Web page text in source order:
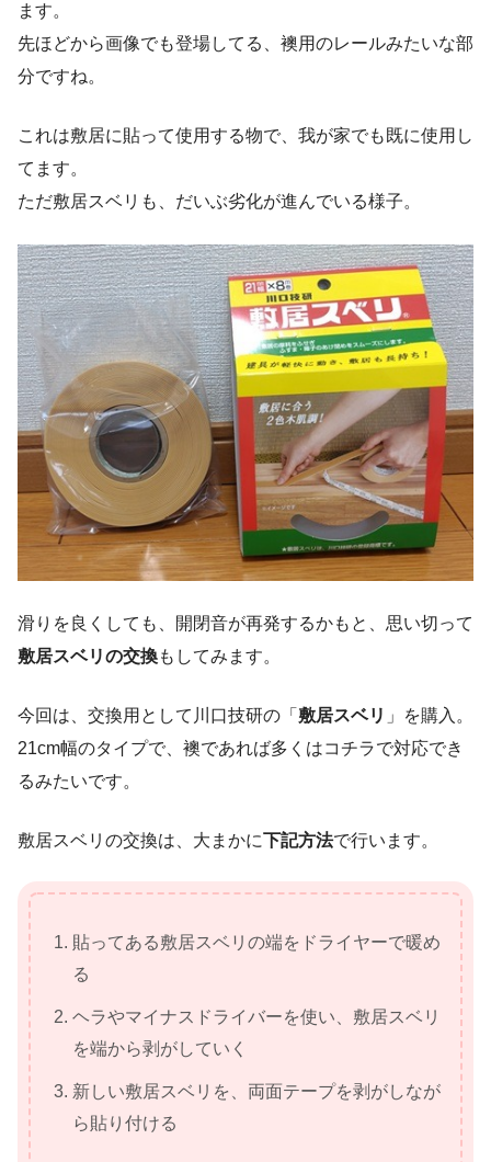
ます。
先ほどから画像でも登場してる、襖用のレールみたいな部
分ですね。
これは敷居に貼って使用する物で、我が家でも既に使用し
てます。
ただ敷居スベリも、だいぶ劣化が進んでいる様子。
滑りを良くしても、開閉音が再発するかもと、思い切って
敷居スベリの交換もしてみます。
今回は、交換用として川口技研の「 敷居スベリ 」を購入。
21cm幅のタイプで、襖であれば多くはコチラで対応でき
るみたいです。
敷居スベリの交換は、大まかに下記方法で行います。
貼ってある敷居スベリの端をドライヤーで暖め
る
ヘラやマイナスドライバーを使い、敷居スベリ
を端から剥がしていく
新しい敷居スベリを、両面テープを剥がしなが
ら貼り付ける